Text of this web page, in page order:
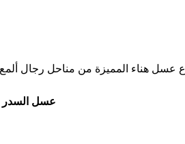
هناء المميزة من مناحل رجال
عسل السدر